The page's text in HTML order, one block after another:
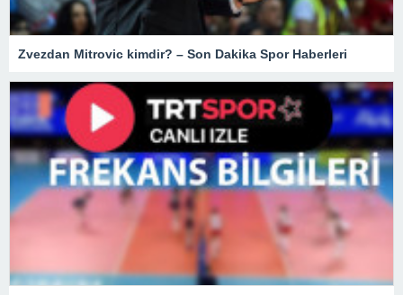
Zvezdan Mitrovic kimdir? – Son Dakika Spor Haberleri